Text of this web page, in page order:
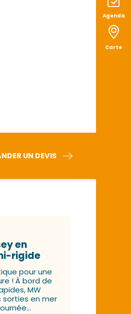
Agenda
Carte
aux
UN DEVIS
en
rigide
pour une
! À bord de
MW
sorties en mer